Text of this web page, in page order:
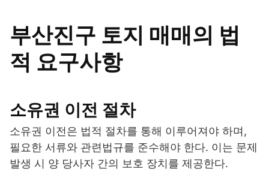
부산진구 토지 매매의 법
적 요구사항
소유권 이전 절차
소유권 이전은 법적 절차를 통해 이루어져야 하며,
필요한 서류와 관련법규를 준수해야 한다. 이는 문제
발생 시 양 당사자 간의 보호 장치를 제공한다.